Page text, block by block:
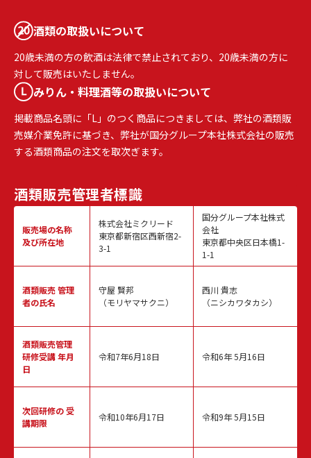
酒類の取扱いについて
20歳未満の方の飲酒は法律で禁止されており、20歳未満の方に
対して販売はいたしません。
みりん・料理酒等の取扱いについて
掲載商品名頭に「L」のつく商品につきましては、弊社の酒類販
売媒介業免許に基づき、弊社が国分グループ本社株式会社の販売
する酒類商品の注文を取次ぎます。
酒類販売管理者標識
販売場の名称
及び所在地
酒類販売管理
者の氏名
酒類販売管理
研修受講 年月
日
次回研修の受
講期限
株式会社ミクリード
東京都新宿区西新宿2-
3-1
守屋 賢邦
（モリヤマサクニ）
令和7年6月18日
令和10年6月17日
国分グループ本社株式
会社
東京都中央区日本橋1-
1-1
西川 貴志
（ニシカワタカシ）
令和6年 5月16日
令和9年 5月15日